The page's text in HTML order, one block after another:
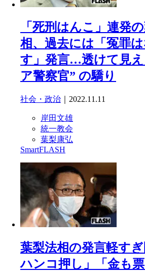
「死刑はんこ」連発
相、過去には「冤罪
す」発言…透けて見え
ア警察官” の驕り
社会・政治 ｜2022.11.11
岸田文雄
統一教会
葉梨康弘
SmartFLASH
葉梨法相の発言軽す
ハンコ押し」「金も